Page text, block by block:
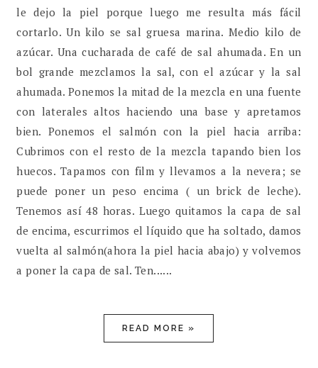
le dejo la piel porque luego me resulta más fácil
cortarlo. Un kilo se sal gruesa marina. Medio kilo de
azúcar. Una cucharada de café de sal ahumada. En un
bol grande mezclamos la sal, con el azúcar y la sal
ahumada. Ponemos la mitad de la mezcla en una fuente
con laterales altos haciendo una base y apretamos
bien. Ponemos el salmón con la piel hacia arriba:
Cubrimos con el resto de la mezcla tapando bien los
huecos. Tapamos con film y llevamos a la nevera; se
puede poner un peso encima ( un brick de leche).
Tenemos así 48 horas. Luego quitamos la capa de sal
de encima, escurrimos el líquido que ha soltado, damos
vuelta al salmón(ahora la piel hacia abajo) y volvemos
a poner la capa de sal. Ten......
READ MORE »